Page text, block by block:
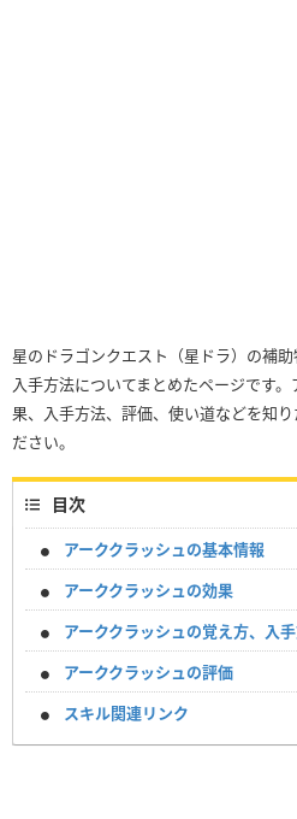
星のドラゴンクエスト（星ドラ）の補
入手方法についてまとめたページです
果、入手方法、評価、使い道などを知
ださい。
目次
アーククラッシュの基本情報
アーククラッシュの効果
アーククラッシュの覚え方、入
アーククラッシュの評価
スキル関連リンク